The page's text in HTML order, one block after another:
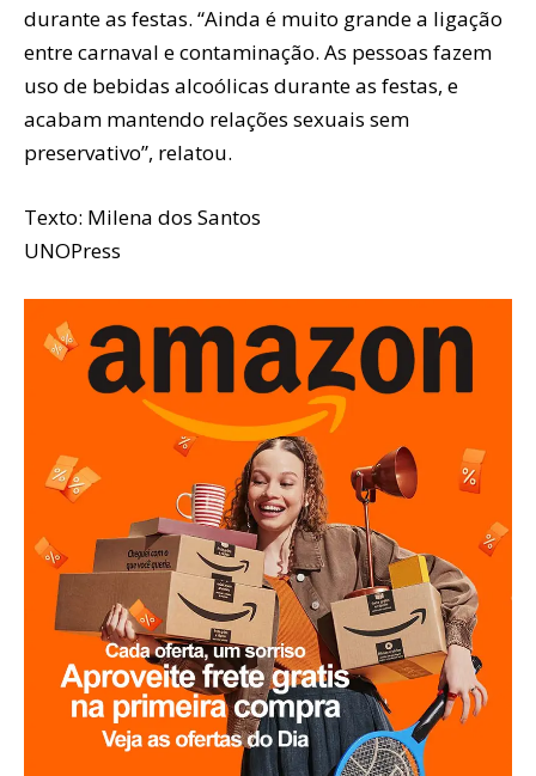
durante as festas. “Ainda é muito grande a ligação
entre carnaval e contaminação. As pessoas fazem
uso de bebidas alcoólicas durante as festas, e
acabam mantendo relações sexuais sem
preservativo”, relatou.
Texto: Milena dos Santos
UNOPress